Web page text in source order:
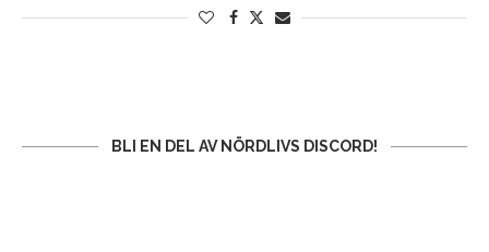
BLI EN DEL AV NÖRDLIVS DISCORD!